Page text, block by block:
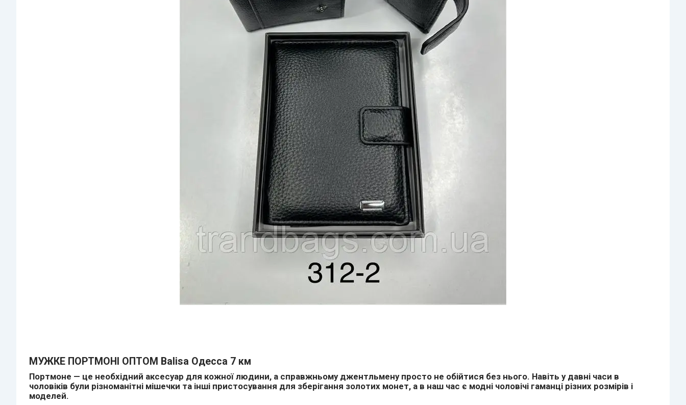
МУЖКЕ ПОРТМОНІ ОПТОМ Balisa Одесса 7 км
Портмоне — це необхідний аксесуар для кожної людини, а справжньому джентльмену просто не обійтися без нього. Навіть у давні часи в
чоловіків були різноманітні мішечки та інші пристосування для зберігання золотих монет, а в наш час є модні чоловічі гаманці різних розмірів і
моделей.